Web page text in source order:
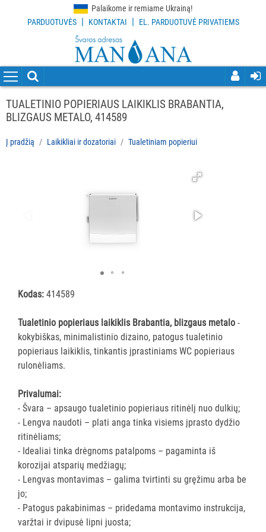
Palaikome ir remiame Ukrainą!
PARDUOTUVĖS | KONTAKTAI | EL. PARDUOTUVĖ PRIVATIEMS
VALYMO
PRIEMONĖS
VALYMO
PRIEMONĖS
PURVĄ
SUGERIANTYS
ASMENS
HIGIENOS
PRIEMONĖS
SLAUGOS
PREKĖS
KOSMETIKA
IR
TUALETINIO POPIERIAUS LAIKIKLIS BRABANTIA,
BLIZGAUS METALO, 414589
Į pradžią Laikikliai ir dozatoriai Tualetiniam popieriui
Kodas: 414589
Tualetinio popieriaus laikiklis Brabantia, blizgaus metalo -
kokybiškas, minimalistinio dizaino, patogus tualetinio
popieriaus laikiklis, tinkantis įprastiniams WC popieriaus
rulonėliams.
Privalumai:
- Švara – apsaugo tualetinio popieriaus ritinėlį nuo dulkių;
- Lengva naudoti – plati anga tinka visiems įprasto dydžio
ritinėliams;
- Idealiai tinka drėgnoms patalpoms – pagaminta iš
korozijai atsparių medžiagų;
- Lengvas montavimas – galima tvirtinti su gręžimu arba be
jo;
- Patogus pakabinimas – pridedama montavimo instrukcija,
varžtai ir dvipusė lipni juosta;